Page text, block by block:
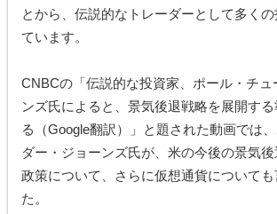
とから、伝説的なトレーダーとして多く
ています。
CNBCの「伝説的な投資家、ポール・チュ
ンズ氏によると、景気後退戦略を展開す
る（Google翻訳）」と題された動画では
ダー・ジョーンズ氏が、米の今後の景気
政策について、さらに仮想通貨について
た。